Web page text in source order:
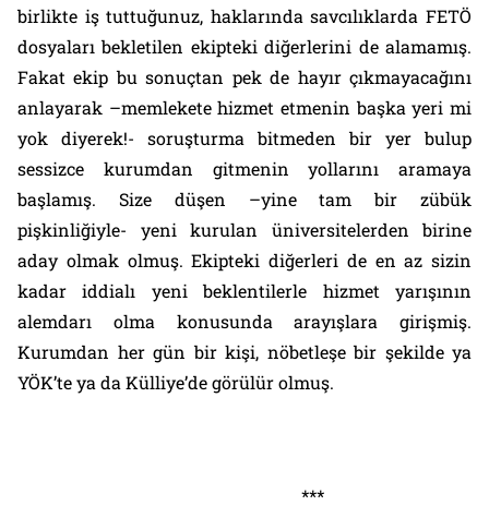
birlikte iş tuttuğunuz, haklarında savcılıklarda FETÖ
dosyaları bekletilen ekipteki diğerlerini de alamamış.
Fakat ekip bu sonuçtan pek de hayır çıkmayacağını
anlayarak –memlekete hizmet etmenin başka yeri mi
yok diyerek!- soruşturma bitmeden bir yer bulup
sessizce kurumdan gitmenin yollarını aramaya
başlamış. Size düşen –yine tam bir zübük
pişkinliğiyle- yeni kurulan üniversitelerden birine
aday olmak olmuş. Ekipteki diğerleri de en az sizin
kadar iddialı yeni beklentilerle hizmet yarışının
alemdarı olma konusunda arayışlara girişmiş.
Kurumdan her gün bir kişi, nöbetleşe bir şekilde ya
YÖK’te ya da Külliye’de görülür olmuş.
***